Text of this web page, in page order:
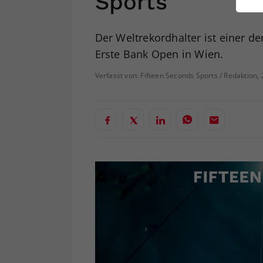
Der Weltrekordhalter ist einer
Erste Bank Open in Wien.
Verfasst von: Fifteen Seconds Sports / Redaktion,